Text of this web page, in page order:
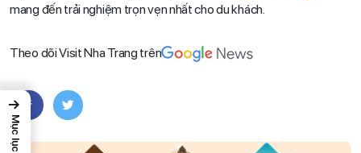
mang đến trải nghiệm trọn vẹn nhất cho du khách.
Theo dõi Visit Nha Trang trên
→
Mục lục